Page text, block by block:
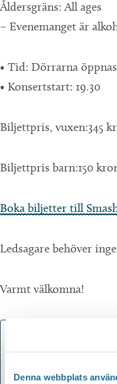
Denna webbplats
Åldersgräns: All ages
– Evenemanget är
• Tid: Dörrarna öppnas
• Konsertstart: 19.30
Biljettpris, vuxen:345
Biljettpris barn:150
Boka biljetter till
Ledsagare behöver
Varmt välkomna!